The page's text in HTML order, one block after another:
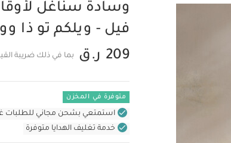
وسادة سناغل
فيل - ويلكم تو ذا
209 ر.ق
بما في ذلك ضريبة
متوفرة في المخزن
استمتعي بشحن مجاني للطلبات غير
خدمة تغليف الهدايا متوفرة